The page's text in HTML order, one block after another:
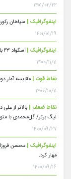
۱۴۰۱/۰۲/۲۲
اینفوگرافیک | سپاهان
۱۴۰۱/۰۱/۱۹
اینفوگرافیک | اسکواد ۲۳ بازیکن برتر این فصل با نمرات متریکا
۱۴۰۰/۱۱/۱۱
نقاط قوت | مقایسه آمار
۱۴۰۰/۱۰/۱۱
نقاط ضعف | بالاتر از
لیگ برتر/ گل‌محمدی با متوسط ۲.۰۷ امتیاز از هر بازی، معدلی بالاتر از برانکو
۱۴۰۰/۰۹/۲۷
اینفوگرافیک |
مهار کرد.
۱۴۰۰/۰۹/۱۶